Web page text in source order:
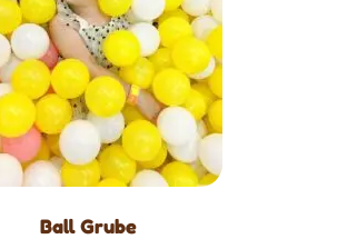
Ball Grube